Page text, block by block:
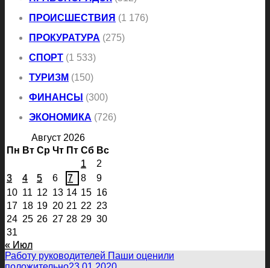
ПРОИСШЕСТВИЯ (1 176)
ПРОКУРАТУРА (275)
СПОРТ (1 533)
ТУРИЗМ (150)
ФИНАНСЫ (300)
ЭКОНОМИКА (726)
Август 2026
Пн Вт Ср Чт Пт Сб Вс
1
2
3
4 5 6 7 8
9
10 11 12 13 14 15 16
17 18 19 20 21 22 23
24 25 26 27 28 29 30
31
« Июл
Работу руководителей Паши оценили